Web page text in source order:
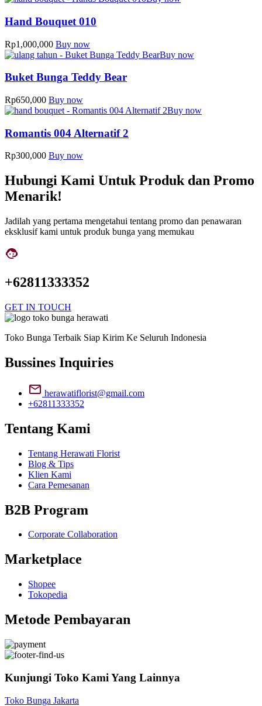
Hand Bouquet 010
Rp1,000,000 Buy now
Buy now
Buket Bunga Teddy Bear
Rp650,000 Buy now
Buy now
Romantis 004 Alternatif 2
Rp300,000 Buy now
Hubungi Kami Untuk Produk dan Promo
Menarik!
Jadilah yang pertama mengetahui tentang promo dan penawaran
eksklusif kami untuk produk bunga yang memukau
+62811333352
GET IN TOUCH
Toko Bunga Terbaik Siap Kirim Ke Seluruh Indonesia
Bussines Inquiries
herawatiflorist@gmail.com
+62811333352
Tentang Kami
Tentang Herawati Florist
Blog & Tips
Klien Kami
Cara Pemesanan
B2B Program
Corporate Collaboration
Marketplace
Shopee
Tokopedia
Metode Pembayaran
Kunjungi Toko Kami Yang Lainnya
Toko Bunga Jakarta